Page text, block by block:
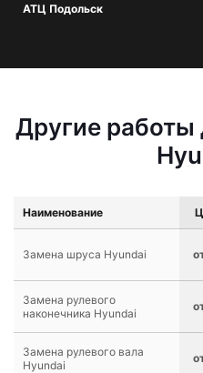
АТЦ Подольск
Другие работы
Наименование
Замена шруса Hyundai
Замена рулевого
наконечника Hyundai
Замена рулевого вала
Hyundai